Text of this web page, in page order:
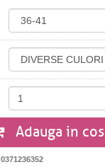
Adauga in cos
0371236352